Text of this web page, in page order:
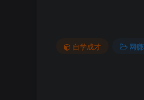
自学成才 网